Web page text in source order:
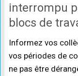
interrompu
blocs de
Informez vos
vos périodes de
ne pas être